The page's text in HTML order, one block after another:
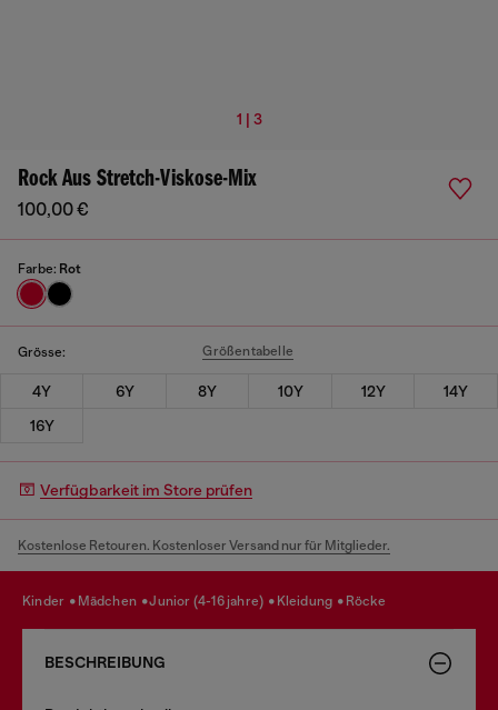
1 | 3
Rock Aus Stretch-Viskose-Mix
100,00 €
Farbe: Rot
Grösse: Größentabelle
4Y 6Y 8Y 10Y 12Y
14Y
16Y
Verfügbarkeit im Store prüfen
Kostenlose Retouren. Kostenloser Versand nur für Mitglieder.
kinder mädchen junior (4-16 jahre) kleidung röcke
BESCHREIBUNG